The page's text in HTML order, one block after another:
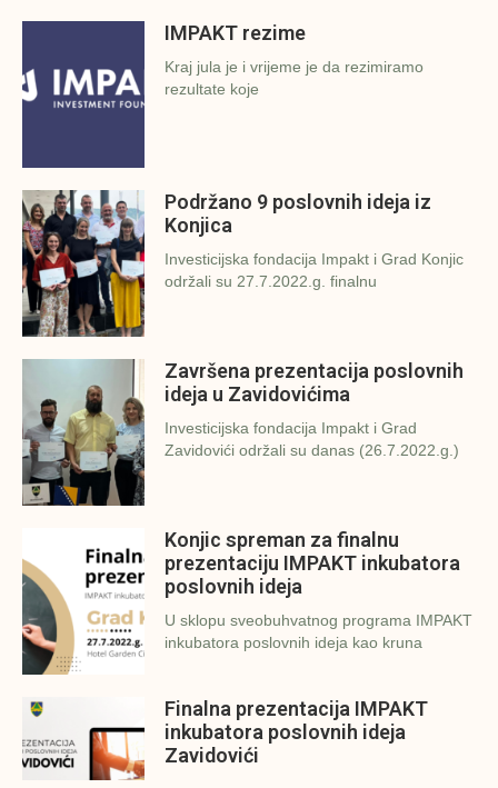
IMPAKT rezime
Kraj jula je i vrijeme je da rezimiramo
rezultate koje
Podržano 9 poslovnih ideja iz
Konjica
Investicijska fondacija Impakt i Grad Konjic
održali su 27.7.2022.g. finalnu
Završena prezentacija poslovnih
ideja u Zavidovićima
Investicijska fondacija Impakt i Grad
Zavidovići održali su danas (26.7.2022.g.)
Konjic spreman za finalnu
prezentaciju IMPAKT inkubatora
poslovnih ideja
U sklopu sveobuhvatnog programa IMPAKT
inkubatora poslovnih ideja kao kruna
Finalna prezentacija IMPAKT
inkubatora poslovnih ideja
Zavidovići